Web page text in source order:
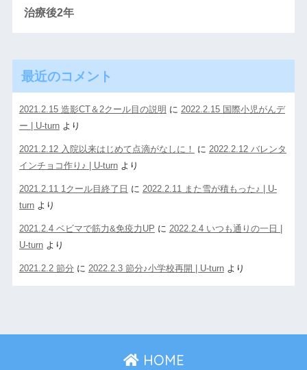
治療後2年
最近のコメント
2021.2.15 造影CT＆2クール目の説明 に 2022.2.15 国際小児がんデ
ー | U-turnより
2021.2.12 入院以来はじめて点滴がなしに！ に 2022.2.12 バレンタ
インチョコ作り♪ | U-turnより
2021.2.11 1クール目終了日 に 2022.2.11 また雪が積もった♪ | U-
turnより
2021.2.4 ベビマで筋力&免疫力UP に 2022.2.4 いつも通りの一日 |
U-turnより
2021.2.2 節分 に 2022.2.3 節分♪小学校再開 | U-turnより
HOME